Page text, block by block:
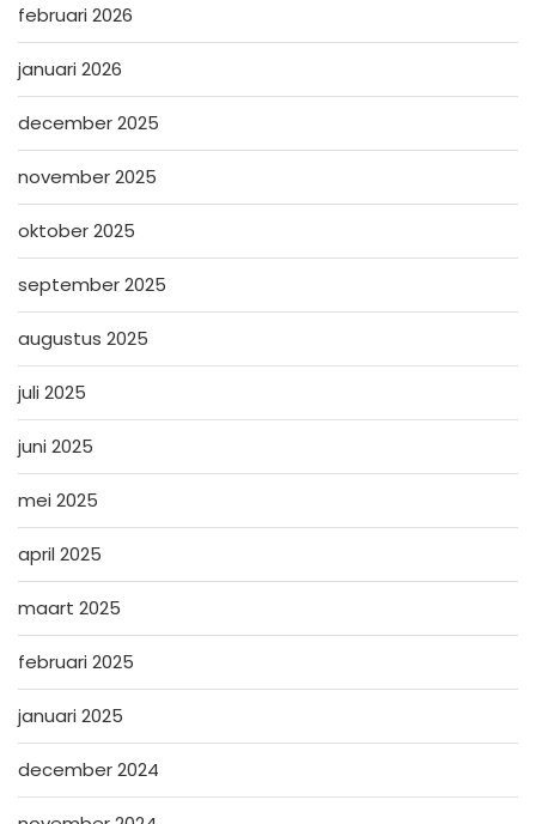
februari 2026
januari 2026
december 2025
november 2025
oktober 2025
september 2025
augustus 2025
juli 2025
juni 2025
mei 2025
april 2025
maart 2025
februari 2025
januari 2025
december 2024